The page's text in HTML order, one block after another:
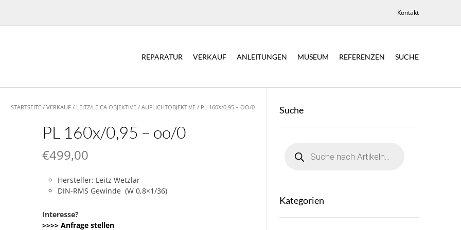
Kontakt
REPARATUR VERKAUF ANLEITUNGEN MUSEUM REFERENZEN SUCHE
STARTSEITE /VERKAUF / LEITZ/LEICA OBJEKTIVE /AUFLICHTOBJEKTIVE / PL 160X/0,95 – OO/0
PL 160x/0,95 – oo/0
€499,00
Hersteller: Leitz Wetzlar
DIN-RMS Gewinde (W 0,8×1/36)
Interesse?
>>>> Anfrage stellen
Suche
search
Kategorien